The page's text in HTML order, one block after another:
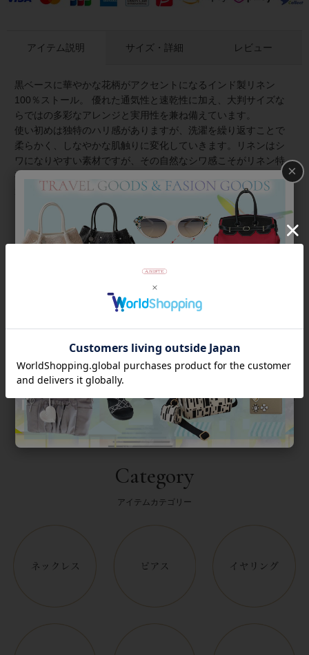
アイテム説明
黒ベースに華やかな花柄がアクセントになるインド製リネン
100％ストール。 優れた通気性と速乾性に加え、大判サイズな
らではの多彩なアレンジと実用性を兼ね備えています。
使い初めは独特のハリ感がありますが、洗濯を繰り返すことで
柔らかく、しなやかな肌触りに変化していきます。リネンはシ
ワになりやすい素材ですが、その自然なシワ感こそがリネン特
有の魅力。 薄手でリネンならではの軽さのため、持ち運びにも
適しています。外出時に小さく畳んでバッグに入れて持ち運ぶ
ことも可能。屋内外の温度差が激しい季節には、バッグからさ
っと取り出して肩に羽織るだけで、冷えや日差しをガードでき
ます。
サイズ・詳細 レビュー
返品について
Category
アイテムカテゴリー
×